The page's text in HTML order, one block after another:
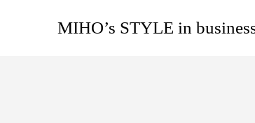
MIHO’s STYLE in